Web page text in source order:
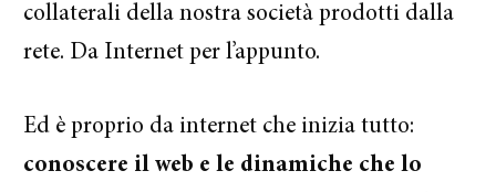
collaterali della nostra società prodotti dalla
rete. Da Internet per l’appunto.
Ed è proprio da internet che inizia tutto:
conoscere il web e le dinamiche che lo